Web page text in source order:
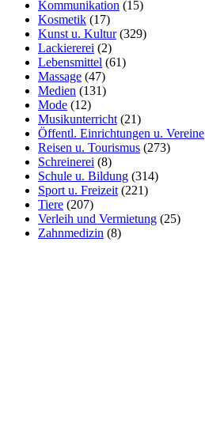
Kommunikation (15)
Kosmetik (17)
Kunst u. Kultur(329)
Lackiererei (2)
Lebensmittel (61)
Massage (47)
Medien (131)
Mode (12)
Musikunterricht (21)
Öffentl. Einrichtungen u. Vereine
Reisen u. Tourismus (273)
Schreinerei (8)
Schule u. Bildung (314)
Sport u. Freizeit (221)
Tiere (207)
Verleih und Vermietung (25)
Zahnmedizin (8)